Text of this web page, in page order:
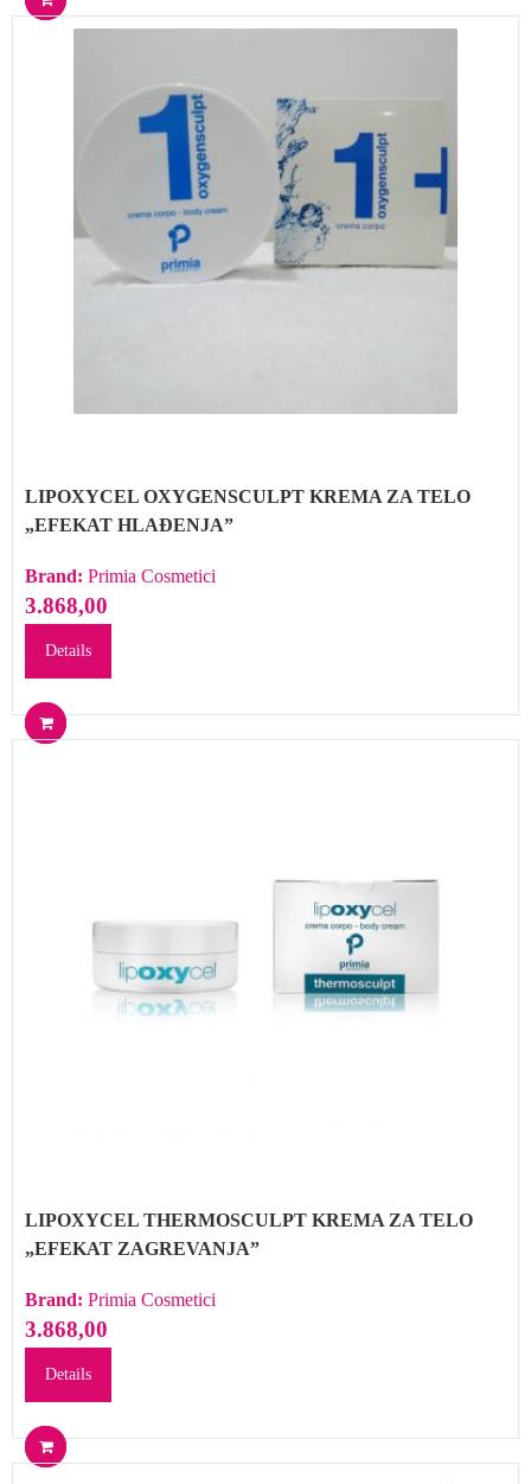
LIPOXYCEL OXYGENSCULPT KREMA ZA TELO
„EFEKAT HLAĐENJA”
Brand: Primia Cosmetici
3.868,00
Details
LIPOXYCEL THERMOSCULPT KREMA ZA TELO
„EFEKAT ZAGREVANJA”
Brand: Primia Cosmetici
3.868,00
Details